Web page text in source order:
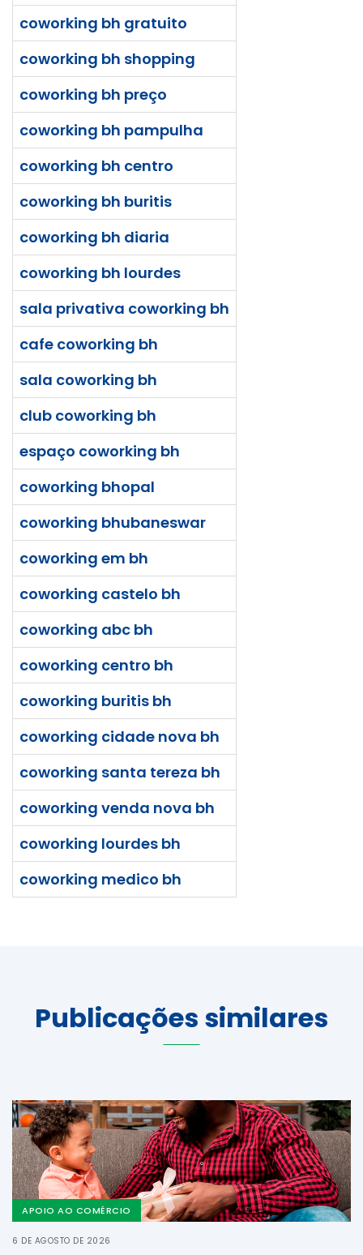
coworking bh gratuito
coworking bh shopping
coworking bh preço
coworking bh pampulha
coworking bh centro
coworking bh buritis
coworking bh diaria
coworking bh lourdes
sala privativa coworking bh
cafe coworking bh
sala coworking bh
club coworking bh
espaço coworking bh
coworking bhopal
coworking bhubaneswar
coworking em bh
coworking castelo bh
coworking abc bh
coworking centro bh
coworking buritis bh
coworking cidade nova bh
coworking santa tereza bh
coworking venda nova bh
coworking lourdes bh
coworking medico bh
Publicações similares
APOIO AO COMÉRCIO
6 DE AGOSTO DE 2026